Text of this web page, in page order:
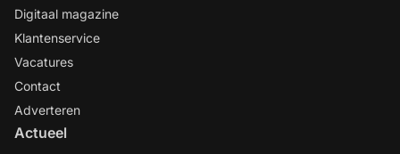
Digitaal magazine
Klantenservice
Vacatures
Contact
Adverteren
Actueel